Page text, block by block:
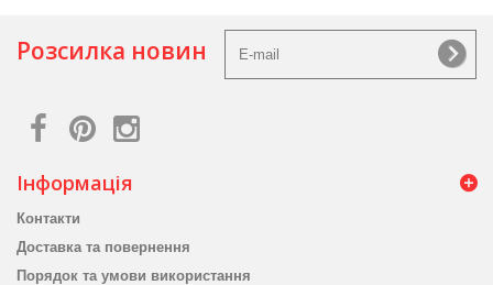
Розсилка новин
Інформація
Контакти
Доставка та повернення
Порядок та умови використання